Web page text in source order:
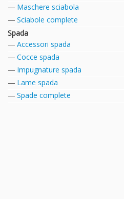
Maschere sciabola
Sciabole complete
Spada
Accessori spada
Cocce spada
Impugnature spada
Lame spada
Spade complete